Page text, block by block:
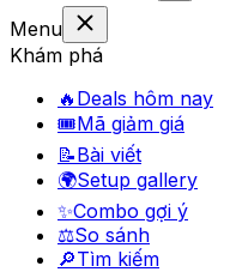
Menu
Khám phá
🔥 Deals hôm nay
🎟Mã giảm giá
📝Bài viết
🌍Setup gallery
✨Combo gợi ý
⚖️So sánh
🔎Tìm kiếm